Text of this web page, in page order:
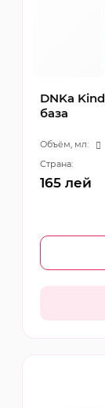
DNKa
база
Объём, мл:
Страна:
165 лей